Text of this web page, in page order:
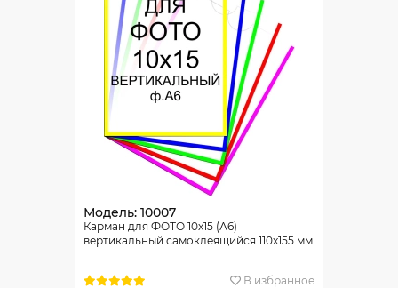
Модель: 10007
Карман для ФОТО 10х15 (А6)
вертикальный самоклеящийся 110х155 мм
В избранное